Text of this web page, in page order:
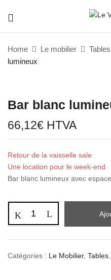
Home Le mobilier Tables
lumineux
Bar blanc
66,12€ HTVA
Retour de la vaisselle sale
Une location pour le week-end
Bar blanc lumineux avec
Catégories : Le Mobilier, Tables